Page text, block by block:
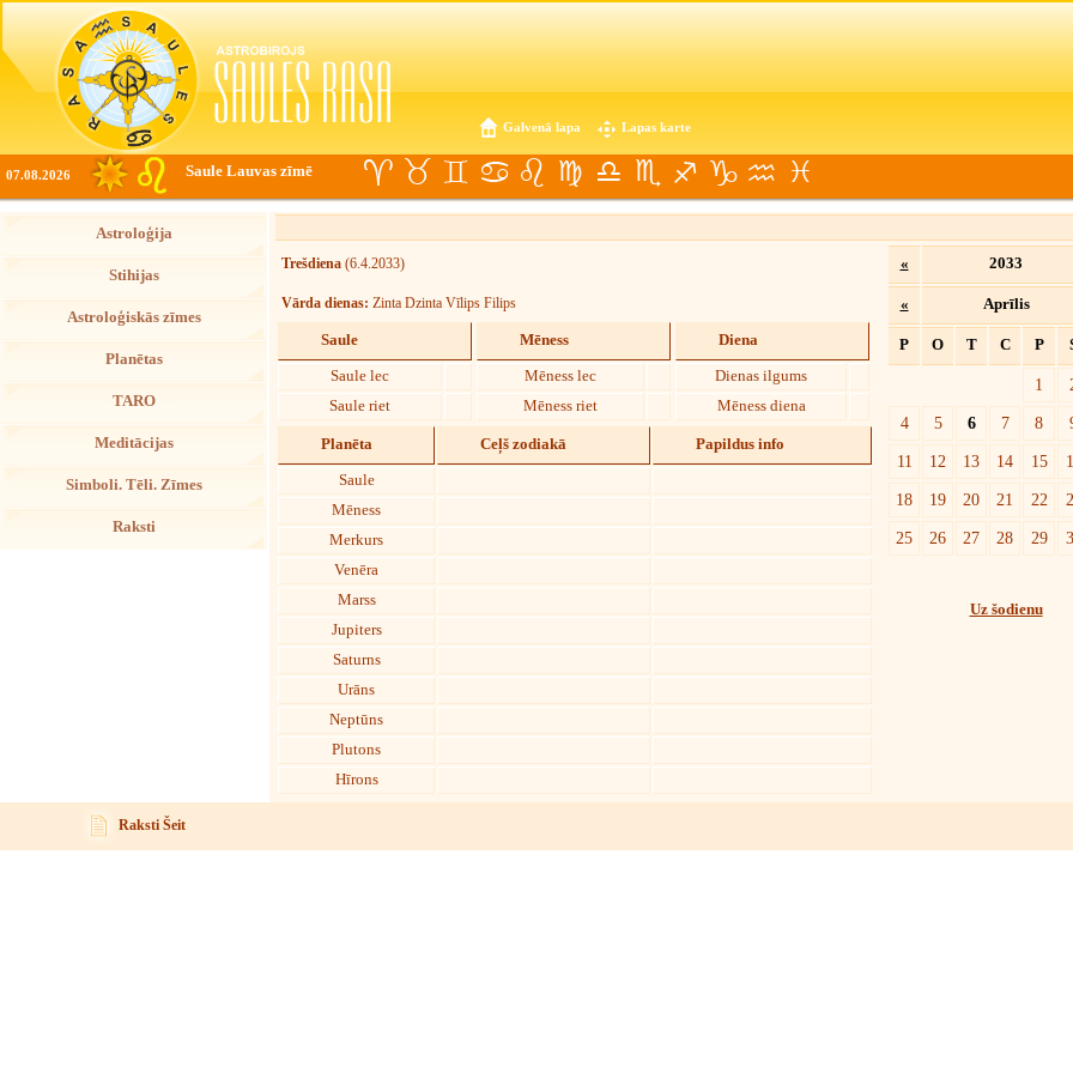
Galvenā lapa Lapas karte
07.08.2026 Saule Lauvas zīmē
Astroloģija
Stihijas
Astroloģiskās zīmes
Planētas
TARO
Meditācijas
Simboli. Tēli. Zīmes
Raksti
Trešdiena (6.4.2033)
Vārda dienas: Zinta Dzinta Vīlips Filips
Saule
Saule lec
Saule riet
Mēness
Mēness lec
Mēness riet
Diena
Dienas ilgums
Mēness diena
Planēta Ceļš zodiakā Papildus info
Saule
Mēness
Merkurs
Venēra
Marss
Jupiters
Saturns
Urāns
Neptūns
Plutons
Hīrons
« 2033
« Aprīlis
P O T C P
1
4
5 6 7 8
11
12 13 14 15
18
19 20 21 22
25
26 27 28 29
Uz šodienu
Raksti Šeit